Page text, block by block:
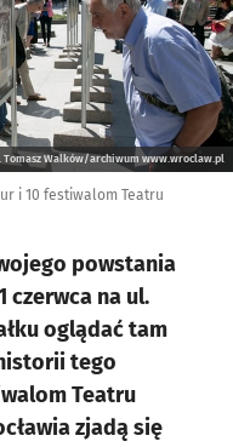
Tomasz Walków/archiwum www.wroclaw.pl
i 10 festiwalom Teatru
powstania
czerwca na ul.
oglądać tam
tego
Teatru
zjadą się